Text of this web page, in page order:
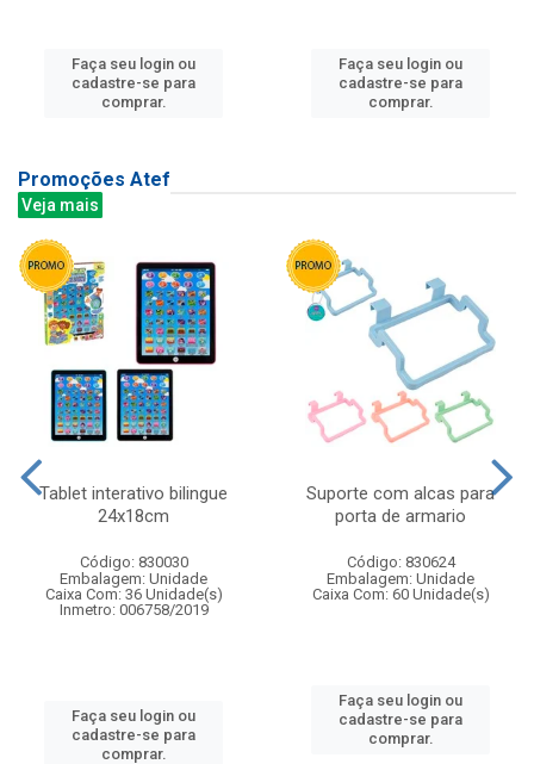
Faça seu login ou
cadastre-se para
comprar.
Faça seu login ou
cadastre-se para
comprar.
Promoções Atef
Veja mais
Tablet interativo bilingue
24x18cm
Código: 830030
Embalagem: Unidade
Caixa Com: 36 Unidade(s)
Inmetro: 006758/2019
Faça seu login ou
cadastre-se para
comprar.
Suporte com alcas para
porta de armario
Código: 830624
Embalagem: Unidade
Caixa Com: 60 Unidade(s)
Faça seu login ou
cadastre-se para
comprar.